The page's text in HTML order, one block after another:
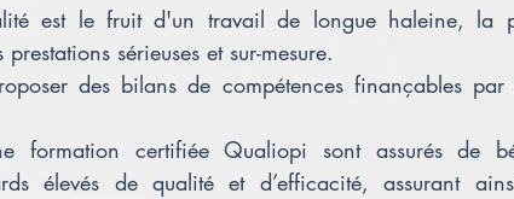
est le fruit d'un travail de longue haleine, la
sérieuses et sur-mesure.
des bilans de compétences finançables
formation certifiée Qualiopi sont assurés de
élevés de qualité et d’efficacité, assurant